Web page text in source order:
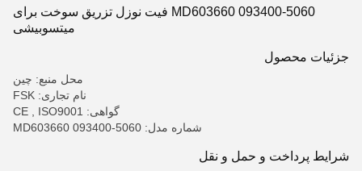
MD603660 093400-5060 فیت نوزل تزریق سوخت برای
میتسوبیشی
جزئیات محصول
محل منبع: چین
نام تجاری: FSK
گواهی: CE , ISO9001
شماره مدل: MD603660 093400-5060
شرایط پرداخت و حمل و نقل